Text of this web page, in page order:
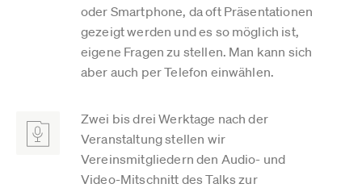
oder Smartphone, da oft Präsentationen
gezeigt werden und es so möglich ist,
eigene Fragen zu stellen. Man kann sich
aber auch per Telefon einwählen.
Zwei bis drei Werktage nach der
Veranstaltung stellen wir
Vereinsmitgliedern den Audio- und
Video-Mitschnitt des Talks zur